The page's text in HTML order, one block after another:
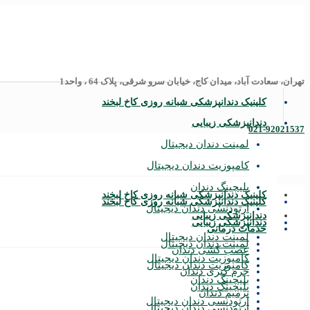
تهران، سعادت آباد، میدان کاج، خیابان سرو شرقی، پلاک 64 ، واحد1
021-92021537
کلینیک دندانپزشکی شبانه روزی کاخ لبخند
دندانپزشکی زیبایی
لمینت دندان دیجیتال
کامپوزیت دندان دیجیتال
بلیچینگ دندان
ارتودنسی دندان دیجیتال
خدمات درمانی
عصب‌ کشی دندان
جرم‌ گیری دندان
ترمیم دندان
کلینیک دندانپزشکی شبانه روزی کاخ لبخند
دندانپزشکی زیبایی
لمینت دندان دیجیتال
کامپوزیت دندان دیجیتال
بلیچینگ دندان
کلینیک دندانپزشکی شبانه روزی کاخ لبخند
دندانپزشکی زیبایی
لمینت دندان دیجیتال
کامپوزیت دندان دیجیتال
بلیچینگ دندان
ارتودنسی دندان دیجیتال